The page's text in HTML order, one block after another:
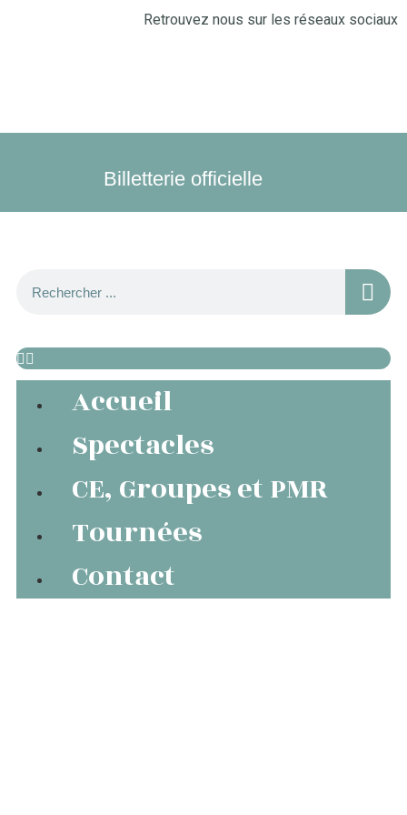
Retrouvez nous sur les réseaux sociaux
Billetterie officielle
Accueil
Spectacles
CE, Groupes et PMR
Tournées
Contact